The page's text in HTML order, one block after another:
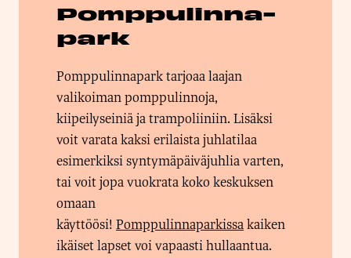
Pomppulinna-
park
Pomppulinnapark tarjoaa laajan
valikoiman pomppulinnoja,
kiipeilyseiniä ja trampoliiniin. Lisäksi
voit varata kaksi erilaista juhlatilaa
esimerkiksi syntymäpäiväjuhlia varten,
tai voit jopa vuokrata koko keskuksen
omaan
käyttöösi! Pomppulinnaparkissakaiken
ikäiset lapset voi vapaasti hullaantua.